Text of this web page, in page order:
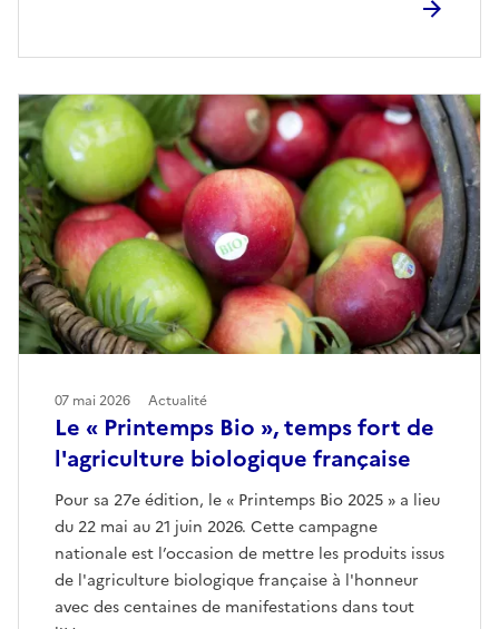
Le « Printemps Bio », temps fort de
l'agriculture biologique française
Pour sa 27e édition, le « Printemps Bio 2025 » a lieu
du 22 mai au 21 juin 2026. Cette campagne
nationale est l’occasion de mettre les produits issus
de l'agriculture biologique française à l'honneur
avec des centaines de manifestations dans tout
07 mai 2026 Actualité